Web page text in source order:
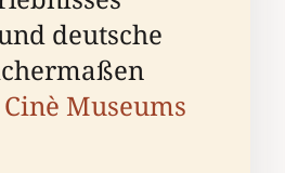
deutsche
Museums